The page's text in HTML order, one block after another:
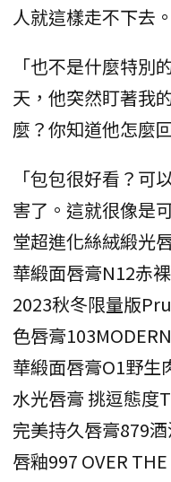
人就這樣走不下去。
「也不是什麼特別
天，他突然盯著我
麼？你知道他怎麼
「包包很好看？可
害了。這就很像是
堂超進化絲絨緞光
華緞面唇膏N12赤
2023秋冬限量版
色唇膏
華緞面唇膏O1野
水光唇膏 挑逗態
完美持久唇膏879
唇釉997 OVER